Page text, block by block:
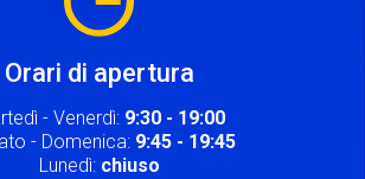
Orari di apertura
- Venerdì: 9:30 - 19:00
- Domenica: 9:45 - 19:45
Lunedì: chiuso